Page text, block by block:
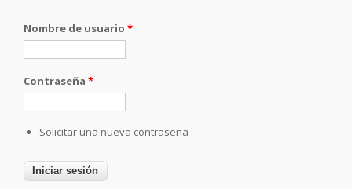
Nombre de usuario *
Contraseña *
Solicitar una nueva contraseña